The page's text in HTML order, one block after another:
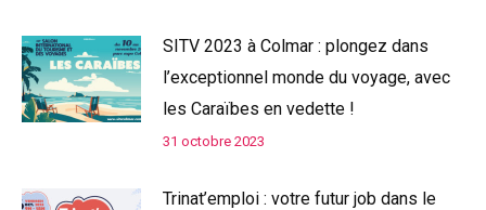
SITV 2023 à Colmar : plongez dans
l’exceptionnel monde du voyage, avec
les Caraïbes en vedette !
31 octobre 2023
Trinat’emploi : votre futur job dans le